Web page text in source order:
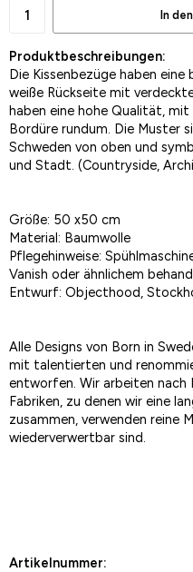
In
Produktbeschreibungen:
Die Kissenbezüge haben
weiße Rückseite mit
haben eine hohe Qualität,
Bordüre rundum. Die Muster
Schweden von oben und
und Stadt. (Countryside,
Größe: 50 x50 cm
Material: Baumwolle
Pflegehinweise:
Vanish oder ähnlichem
Entwurf: Objecthood,
Alle Designs von Born in
mit talentierten und
entworfen. Wir arbeiten nach
Fabriken, zu denen wir eine
zusammen, verwenden reine
wiederverwertbar sind.
Artikelnummer: